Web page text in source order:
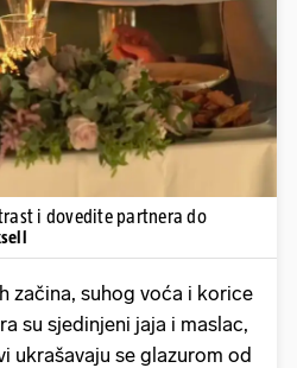
videa...
i dovedite partnera do
začina, suhog voća i korice
su sjedinjeni jaja i maslac,
ukrašavaju se glazurom od